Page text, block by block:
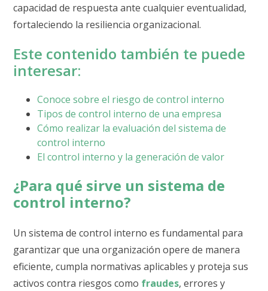
capacidad de respuesta ante cualquier eventualidad,
fortaleciendo la resiliencia organizacional.
Este contenido también te puede
interesar:
Conoce sobre el riesgo de control interno
Tipos de control interno de una empresa
Cómo realizar la evaluación del sistema de
control interno
El control interno y la generación de valor
¿Para qué sirve un sistema de
control interno?
Un sistema de control interno es fundamental para
garantizar que una organización opere de manera
eficiente, cumpla normativas aplicables y proteja sus
activos contra riesgos como fraudes, errores y